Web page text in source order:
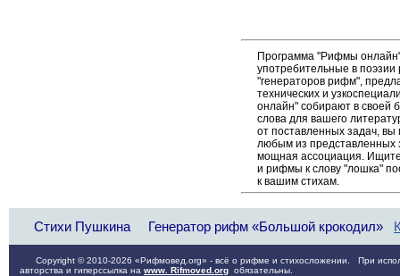
Программа "Рифмы
употребительные в
"генераторов рифм",
технических и
онлайн" собирают в своей
слова для вашего
от поставленных задач,
любым из
мощная ассоциация. Ищите
и рифмы к слову "лошка"
к вашим стихам.
Стихи Пушкина Генератор рифм «Большой крокодил»
Copyright © 2010-2026 «Рифмовед.org» - всё о рифме и стихосложении. При
авторства и гиперссылка на www. Rifmoved.org обязательны.